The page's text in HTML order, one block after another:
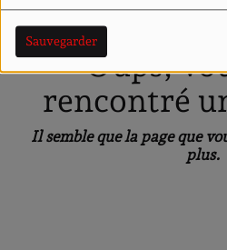
Sauvegarder
Oups,
rencontré
Il semble que la page que
plus.